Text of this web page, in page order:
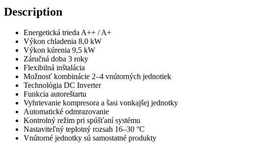
Description
Energetická trieda A++ / A+
Výkon chladenia 8,0 kW
Výkon kúrenia 9,5 kW
Záručná doba 3 roky
Flexibilná inštalácia
Možnosť kombinácie 2–4 vnútorných jednotiek
Technológia DC Inverter
Funkcia autoreštartu
Vyhrievanie kompresora a šasi vonkajšej jednotky
Automatické odmrazovanie
Kontrolný režim pri spúšťaní systému
Nastaviteľný teplotný rozsah 16–30 °C
Vnútorné jednotky sú samostatné produkty